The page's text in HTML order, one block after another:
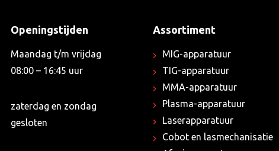
Openingstijden
Maandag t/m vrijdag
08:00 – 16:45 uur
zaterdag en zondag
gesloten
Assortiment
MIG-apparatuur
TIG-apparatuur
MMA-apparatuur
Plasma-apparatuur
Laserapparatuur
Cobot en lasmechanisatie